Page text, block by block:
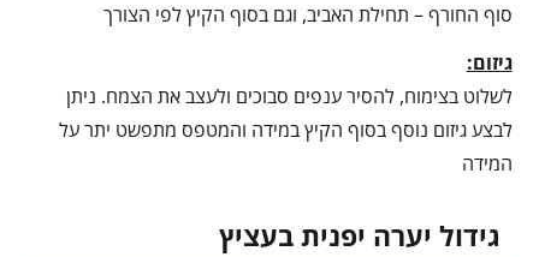
סוף החורף – תחילת האביב, וגם בסוף הקיץ לפי הצורך
גיזום:
לשלוט בצימוח, להסיר ענפים סבוכים ולעצב את הצמח. ניתן
לבצע גיזום נוסף בסוף הקיץ במידה והמטפס מתפשט יתר על
המידה
גידול יערה יפנית בעציץ